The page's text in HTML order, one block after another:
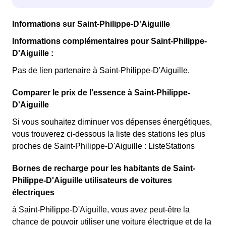
Informations sur Saint-Philippe-D'Aiguille
Informations complémentaires pour Saint-Philippe-
D'Aiguille :
Pas de lien partenaire à Saint-Philippe-D'Aiguille.
Comparer le prix de l'essence à Saint-Philippe-
D'Aiguille
Si vous souhaitez diminuer vos dépenses énergétiques,
vous trouverez ci-dessous la liste des stations les plus
proches de Saint-Philippe-D'Aiguille : ListeStations
Bornes de recharge pour les habitants de Saint-
Philippe-D'Aiguille utilisateurs de voitures
électriques
à Saint-Philippe-D'Aiguille, vous avez peut-être la
chance de pouvoir utiliser une voiture électrique et de la